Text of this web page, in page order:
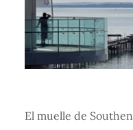
El muelle de